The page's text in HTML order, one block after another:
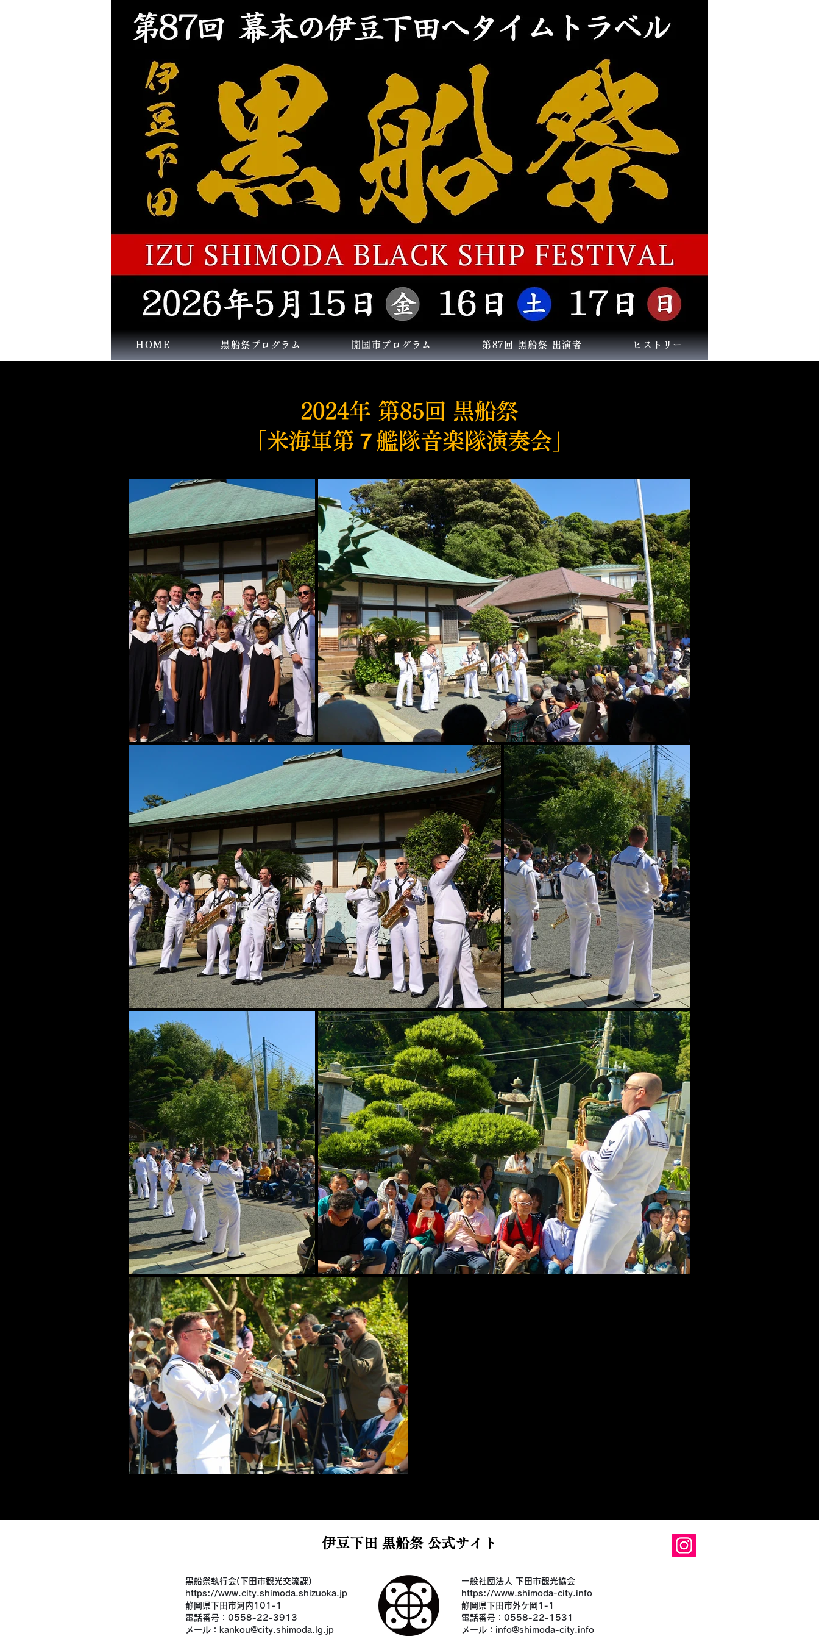
HOME 黒船祭プログラム 開国市プログラム 第87回 黒船祭 出演者 ヒストリー
2024年 第85回 黒船祭
「米海軍第７艦隊音楽隊演奏会」
伊豆下田 黒船祭 公式サイト
黒船祭執行会(下田市観光交流課)
https://www.city.shimoda.shizuoka.jp
静岡県下田市河内101-1
電話番号：0558-22-3913
メール： kankou@city.shimoda.lg.jp
一般社団法人 下田市観光協会
https://www.shimoda-city.info
静岡県下田市外ケ岡1-1
電話番号：0558-22-1531
メール： info@shimoda-city.info